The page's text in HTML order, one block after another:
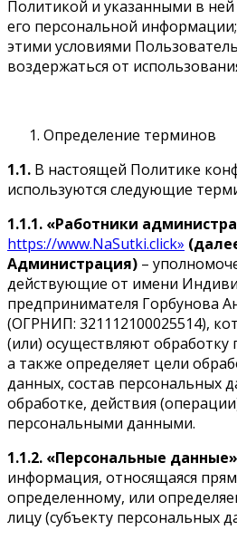
Политикой и указанными в
его персональной информации;
этими условиями
воздержаться от
Определение терминов
1.1. В настоящей Политике
используются следующие
1.1.1. «Работники
https://www.NaSutki.click»
Администрация) –
действующие от имени
предпринимателя Горбунова
(ОГРНИП: 321112100025514),
(или) осуществляют обработку
а также определяет цели
данных, состав персональных
обработке, действия
персональными данными.
1.1.2. «Персональные данные»
информация, относящаяся
определенному, или
лицу (субъекту персональных